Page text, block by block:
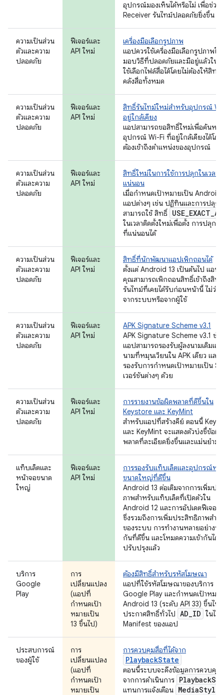
อุปกรณ์มองเห็นได้หรือไม่ เพื่อช่วย
Receiver รันไทม์ปลอดภัยยิ่งขึ้น
ความเป็นส่วน
ตัวและความ
ปลอดภัย
ฟีเจอร์และ
API ใหม่
เครื่องมือเลือกรูปภาพ
แอปควรใช้เครื่องมือเลือกรูปภาพใ
มอบวิธีที่ปลอดภัยและมีอยู่แล้วในตั
ใช้เลือกไฟล์สื่อได้โดยไม่ต้องให้สิทธิ์
คลังสื่อทั้งหมด
ความเป็นส่วน
ตัวและความ
ปลอดภัย
ฟีเจอร์และ
API ใหม่
สิทธิ์รันไทม์ใหม่สำหรับอุปกรณ์
อยู่ใกล้เคียง
แอปสามารถขอสิทธิ์ใหม่เพื่อค้นหา
อุปกรณ์ Wi-Fi ที่อยู่ใกล้เคียงได้โดย
ต้องเข้าถึงตำแหน่งของอุปกรณ์
ความเป็นส่วน
ตัวและความ
ปลอดภัย
ฟีเจอร์และ
API ใหม่
สิทธิ์ใหม่ในการใช้การปลุกในเวลาที่
แน่นอน
เมื่อกำหนดเป้าหมายเป็น Android
แอปต่างๆ เช่น ปฏิทินและการปลุก
สามารถใช้ สิทธิ์
USE_EXACT_
ในเวลาติดตั้งใหม่เพื่อตั้ง การปลุกใน
ที่แน่นอนได้
ความเป็นส่วน
ตัวและความ
ปลอดภัย
ฟีเจอร์และ
API ใหม่
สิทธิ์ที่นักพัฒนาแอปเพิกถอนได้
ตั้งแต่ Android 13 เป็นต้นไป แอป
คุณสามารถเพิกถอนสิทธิ์เข้าถึงสิทธิ์
รันไทม์ที่เคยได้รับก่อนหน้านี้ ไม่ว่า
จากระบบหรือจากผู้ใช้
ความเป็นส่วน
ตัวและความ
ปลอดภัย
ฟีเจอร์และ
API ใหม่
APK Signature Scheme v3.1
APK Signature Scheme v3.1 ช่ว
แอปสามารถรองรับผู้ลงนามเดิมแล
นามที่หมุนเวียนใน APK เดียว และ
รองรับการกำหนดเป้าหมายเป็น
เวอร์ชันต่างๆ ด้วย
ความเป็นส่วน
ตัวและความ
ปลอดภัย
ฟีเจอร์และ
API ใหม่
การรายงานข้อผิดพลาดที่ดีขึ้นใน
Keystore และ KeyMint
สำหรับแอปที่สร้างคีย์ ตอนนี้
และ KeyMint จะแสดงตัวบ่งชี้ข้อผิด
พลาดที่ละเอียดยิ่งขึ้นและแม่นยำม
แท็บเล็ตและ
หน้าจอขนาด
ใหญ่
ฟีเจอร์และ
API ใหม่
การรองรับแท็บเล็ตและอุปกรณ์หน้
ขนาดใหญ่ที่ดีขึ้น
Android 13 ต่อเติมจากการเพิ่มปร
ภาพสำหรับแท็บเล็ตที่เปิดตัวใน
Android 12 และการอัปเดตฟีเจอร์
ซึ่งรวมถึงการเพิ่มประสิทธิภาพสำห
ของระบบ การทำงานหลายอย่างพ
กันที่ดีขึ้น และโหมดความเข้ากันได้ที่
ปรับปรุงแล้ว
บริการ
Google
Play
การ
เปลี่ยนแปลง
(แอปที่
กำหนดเป้า
หมายเป็น
13 ขึ้นไป)
ต้องมีสิทธิ์สำหรับรหัสโฆษณา
แอปที่ใช้รหัสโฆษณาของบริการ
Google Play และกำหนดเป้าหมา
Android 13 (ระดับ API 33) ขึ้นไป
ประกาศสิทธิ์ทั่วไป AD_ID ในไฟล์
Manifest ของแอป
ประสบการณ์
ของผู้ใช้
การ
เปลี่ยนแปลง
(แอปที่
กำหนดเป้า
หมายเป็น
การควบคุมสื่อที่ได้จาก
PlaybackState
ตอนนี้ระบบจะดึงข้อมูลการควบคุม
จากการดำเนินการ Playback
แทนการแจ้งเตือน MediaStyle